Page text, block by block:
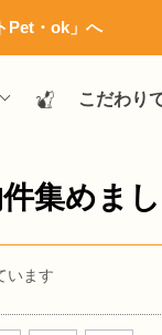
Pet・ok」へ
こだわり
集めま
います